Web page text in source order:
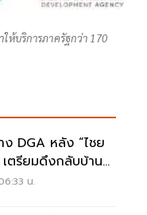
ห้บริการภาครัฐกว่า 170
ง DGA หลัง “ไชย
ตรียมดึงกลับบ้าน
ตระบบบริการภาค
น.